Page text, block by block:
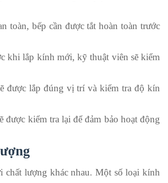
toàn, bếp cần được tắt hoàn toàn trước
khi lắp kính mới, kỹ thuật viên sẽ kiểm
được lắp đúng vị trí và kiểm tra độ kín
được kiểm tra lại để đảm bảo hoạt động
lượng khác nhau. Một số loại kính